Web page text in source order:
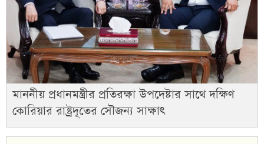
মাননীয় প্রধানমন্ত্রীর প্রতিরক্ষা উপদেষ্টার সাথে দক্ষিণ
কোরিয়ার রাষ্ট্রদূতের সৌজন্য সাক্ষাৎ